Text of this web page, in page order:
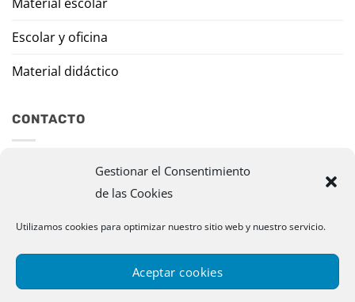
Gestionar el Consentimiento
de las Cookies
Utilizamos cookies para optimizar nuestro sitio web y nuestro servicio.
Aceptar cookies
Escolar y oficina
Material didáctico
CONTACTO
Travesía Tomas de Burgui, 8 31013 Ansoáin (Navarra)
948 234 436 – 623 195 518